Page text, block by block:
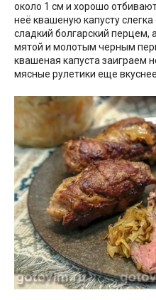
около 1 см и хорошо
неё квашеную капусту
сладкий болгарский перцем,
мятой и молотым черным
квашеная капуста заиграем
мясные рулетики еще